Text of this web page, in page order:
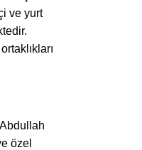
ve yurt
özel